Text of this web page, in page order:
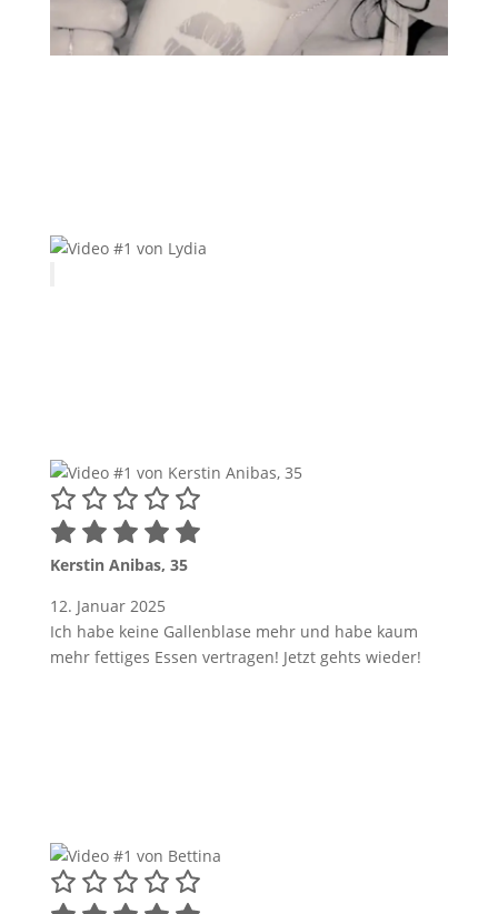
Kerstin Anibas, 35
12. Januar 2025
Ich habe keine Gallenblase mehr und habe kaum
mehr fettiges Essen vertragen! Jetzt gehts wieder!